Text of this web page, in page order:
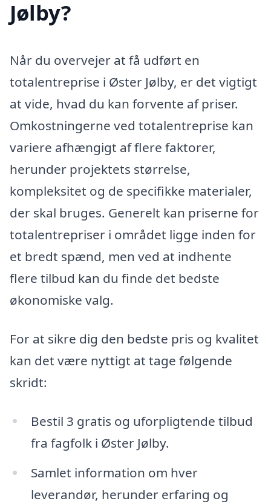
Jølby?
Når du overvejer at få udført en
totalentreprise i Øster Jølby, er det vigtigt
at vide, hvad du kan forvente af priser.
Omkostningerne ved totalentreprise kan
variere afhængigt af flere faktorer,
herunder projektets størrelse,
kompleksitet og de specifikke materialer,
der skal bruges. Generelt kan priserne for
totalentrepriser i området ligge inden for
et bredt spænd, men ved at indhente
flere tilbud kan du finde det bedste
økonomiske valg.
For at sikre dig den bedste pris og kvalitet
kan det være nyttigt at tage følgende
skridt:
Bestil 3 gratis og uforpligtende tilbud
fra fagfolk i Øster Jølby.
Samlet information om hver
leverandør, herunder erfaring og